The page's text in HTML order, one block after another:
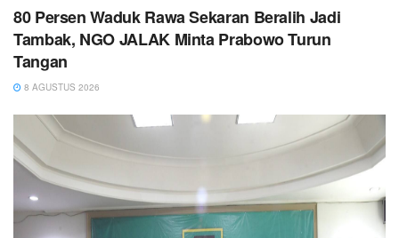
80 Persen Waduk Rawa Sekaran Beralih Jadi
Tambak, NGO JALAK Minta Prabowo Turun
Tangan
8 AGUSTUS 2026